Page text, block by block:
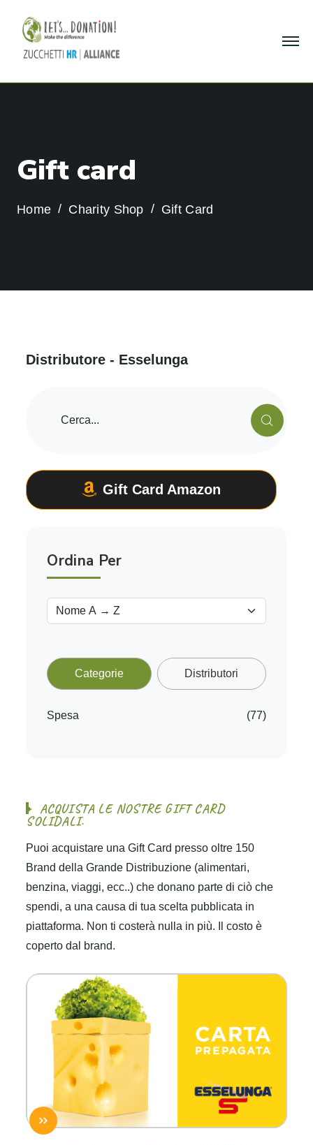
Gift card
Home Charity Shop Gift Card
Distri butore - Esse unga
ACQUISTA LE NOSTRE GIFT CARD
SOLIDALI.
Puoi acquistare una Gift Card presso oltre 150
Brand della Grande Distribuzione (alimentari,
benzina, viaggi, ecc..) che donano parte di ciò che
spendi, a una causa di tua scelta pubblicata in
piattaforma. Non ti costerà nulla in più. Il costo è
coperto dal brand.
Gift Card Amazon
Ordina Per
Categorie Distributori
Spesa (77)